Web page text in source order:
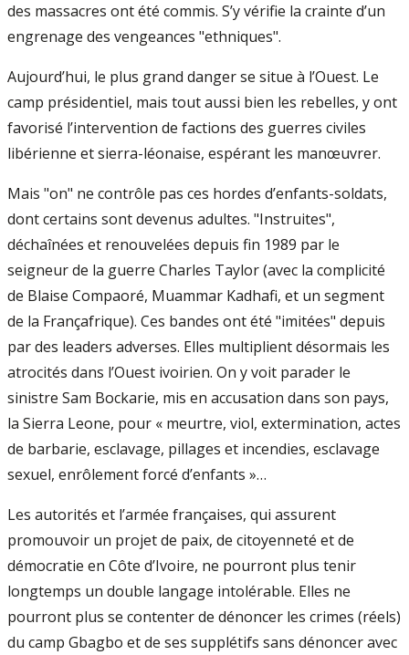
des massacres ont été commis. S’y vérifie la crainte d’un
engrenage des vengeances "ethniques".
Aujourd’hui, le plus grand danger se situe à l’Ouest. Le
camp présidentiel, mais tout aussi bien les rebelles, y ont
favorisé l’intervention de factions des guerres civiles
libérienne et sierra-léonaise, espérant les manœuvrer.
Mais "on" ne contrôle pas ces hordes d’enfants-soldats,
dont certains sont devenus adultes. "Instruites",
déchaînées et renouvelées depuis fin 1989 par le
seigneur de la guerre Charles Taylor (avec la complicité
de Blaise Compaoré, Muammar Kadhafi, et un segment
de la Françafrique). Ces bandes ont été "imitées" depuis
par des leaders adverses. Elles multiplient désormais les
atrocités dans l’Ouest ivoirien. On y voit parader le
sinistre Sam Bockarie, mis en accusation dans son pays,
la Sierra Leone, pour « meurtre, viol, extermination, actes
de barbarie, esclavage, pillages et incendies, esclavage
sexuel, enrôlement forcé d’enfants »…
Les autorités et l’armée françaises, qui assurent
promouvoir un projet de paix, de citoyenneté et de
démocratie en Côte d’Ivoire, ne pourront plus tenir
longtemps un double langage intolérable. Elles ne
pourront plus se contenter de dénoncer les crimes (réels)
du camp Gbagbo et de ses supplétifs sans dénoncer avec